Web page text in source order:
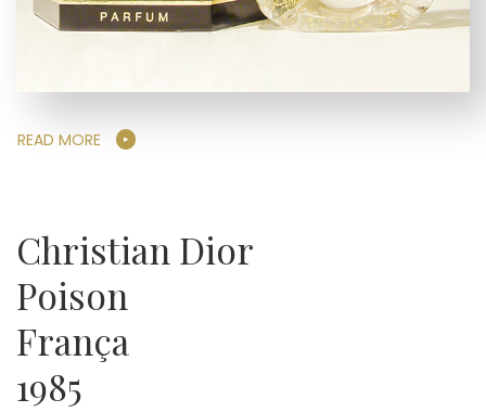
READ MORE
Christian Dior
Poison
França
1985